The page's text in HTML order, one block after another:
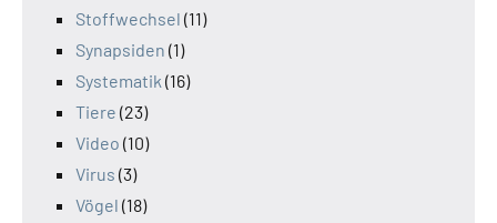
Stoffwechsel (11)
Synapsiden (1)
Systematik (16)
Tiere (23)
Video (10)
Virus (3)
Vögel (18)